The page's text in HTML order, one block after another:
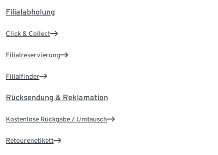
Filialabholung
Click & Collect
Filialreservierung
Filialfinder
Rücksendung & Reklamation
Kostenlose Rückgabe / Umtausch
Retourenetikett